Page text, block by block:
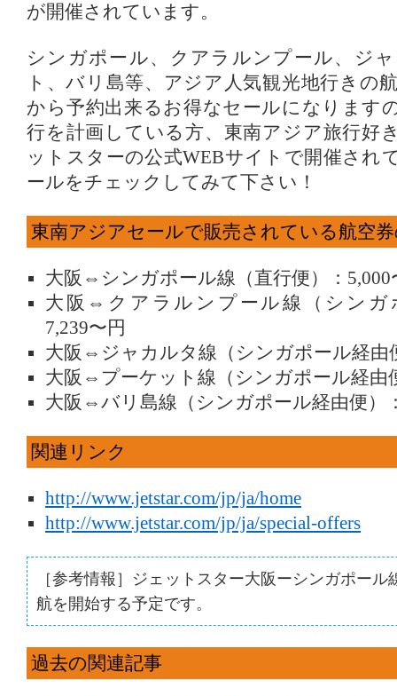
が開催されています。
シンガポール、クアラルンプール、ジ
ト、バリ島等、アジア人気観光地行きの
から予約出来るお得なセールになります
行を計画している方、東南アジア旅行好
ットスターの公式WEBサイトで開催され
ールをチェックしてみて下さい！
東南アジアセールで販売されている航空
大阪⇔シンガポール線（直行便）：5,000
大阪⇔クアラルンプール線（シンガ
7,239〜円
大阪⇔ジャカルタ線（シンガポール経由
大阪⇔プーケット線（シンガポール経由
大阪⇔バリ島線（シンガポール経由便）
関連リンク
http://www.jetstar.com/jp/ja/home
http://www.jetstar.com/jp/ja/special-offers
［参考情報］ジェットスター大阪ーシンガポール
航を開始する予定です。
過去の関連記事